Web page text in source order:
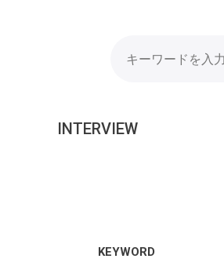
INTERVIEW
KEYWORD